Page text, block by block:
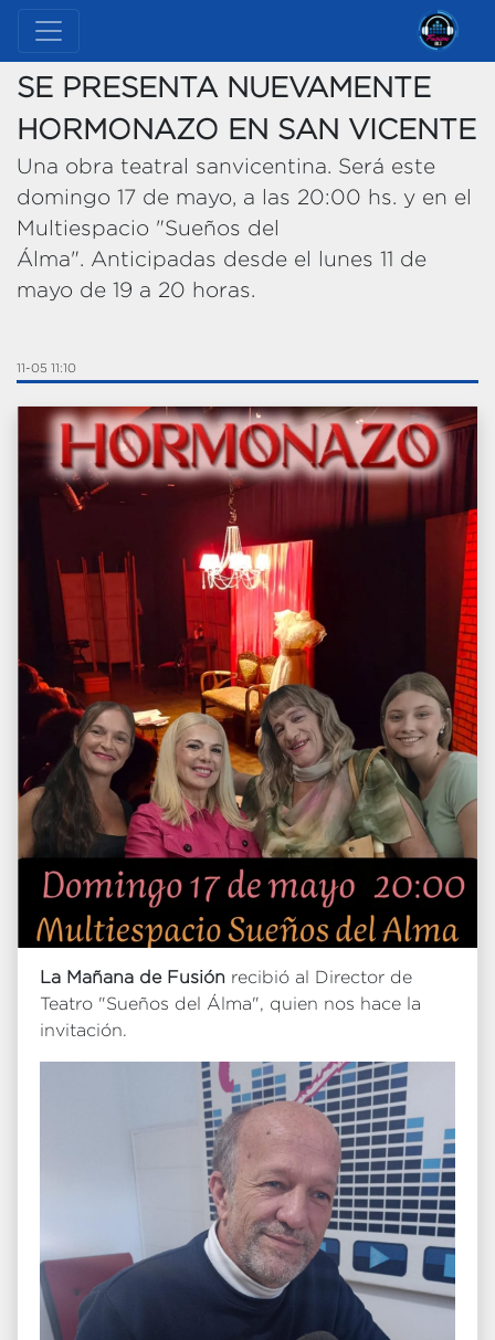
SE PRESENTA NUEVAMENTE
HORMONAZO EN SAN VICENTE
Una obra teatral sanvicentina. Será este
domingo 17 de mayo, a las 20:00 hs. y en el
Multiespacio "Sueños del
Álma". Anticipadas desde el lunes 11 de
mayo de 19 a 20 horas.
11-05 11:10
La Mañana de Fusión recibió al Director de
Teatro "Sueños del Álma", quien nos hace la
invitación.